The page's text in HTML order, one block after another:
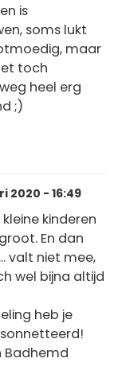
is
soms lukt
maar
toch
heel erg
;)
2020 - 16:49
kleine kinderen
En dan
valt niet mee,
wel bijna altijd
heb je
Badhemd